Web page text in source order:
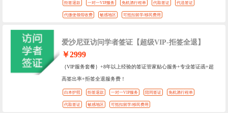
拒签退款 一对一VIP服务 免机酒行程单 代取签证 代送签证
代缴使领馆收费 敏感地区 可抵扣留学/移民费用
爱沙尼亚访问学者签证【超级VIP-拒签全退】
￥2999
｛VIP服务套餐｝+8年以上经验的签证管家贴心服务+专业签证函+超
高签出率+拒签全退服务费！
白本护照 拒签退款 一对一VIP服务 陪同签证 免机酒行程单
代取签证 敏感地区 可抵扣留学/移民费用